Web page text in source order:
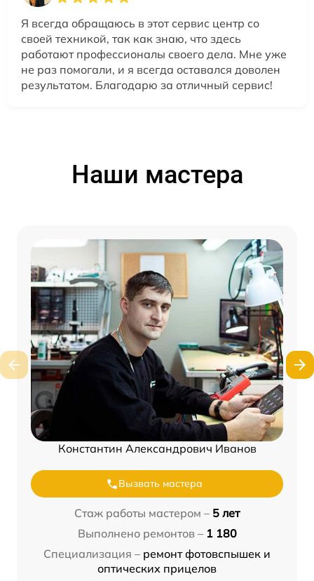
Я всегда обращаюсь в этот сервис центр со
своей техникой, так как знаю, что здесь
работают профессионалы своего дела. Мне уже
не раз помогали, и я всегда оставался доволен
результатом. Благодарю за отличный сервис!
Наши мастера
Константин Александрович Иванов
Вызвать мастера
Стаж работы мастером – 5 лет
Выполнено ремонтов – 1 180
Специализация – ремонт фотовспышек и
оптических прицелов